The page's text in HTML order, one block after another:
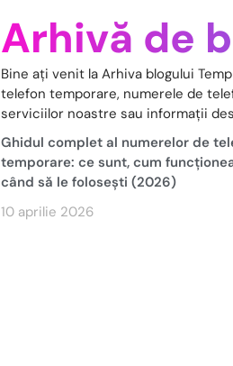
Arhivă de
Bine ați venit la Arhiva blogului
telefon temporare, numerele de
serviciilor noastre sau informații
Ghidul complet al numerelor de
temporare: ce sunt, cum
când să le folosești (2026)
10 aprilie 2026